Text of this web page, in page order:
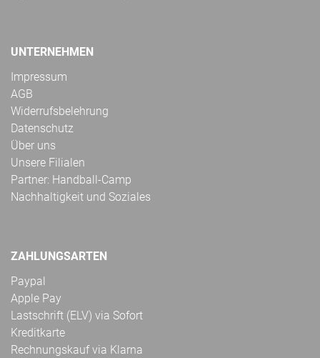
UNTERNEHMEN
Impressum
AGB
Widerrufsbelehrung
Datenschutz
Über uns
Unsere Filialen
Partner: Handball-Camp
Nachhaltigkeit und Soziales
ZAHLUNGSARTEN
Paypal
Apple Pay
Lastschrift (ELV) via Sofort
Kreditkarte
Rechnungskauf via Klarna